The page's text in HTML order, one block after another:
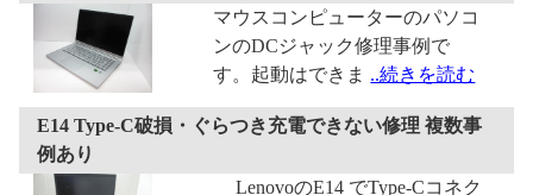
マウスコンピューターのパソコ
ンのDCジャック修理事例で
す。起動はできま ..続きを読む
E14 Type-C破損・ぐらつき充電できない修理 複数事
例あり
LenovoのE14 でType-Cコネク